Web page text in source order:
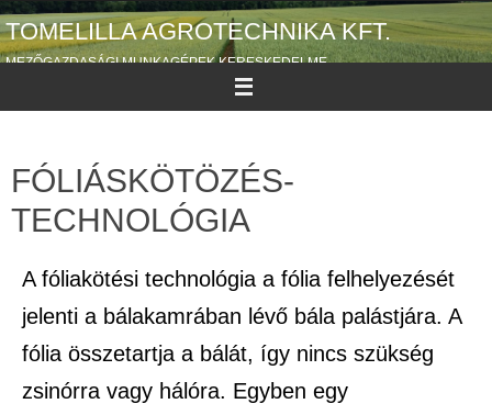
TOMELILLA AGROTECHNIKA KFT.
MEZŐGAZDASÁGI MUNKAGÉPEK KERESKEDELME
FÓLIÁSKÖTÖZÉS-
TECHNOLÓGIA
A fóliakötési technológia a fólia felhelyezését
jelenti a bálakamrában lévő bála palástjára. A
fólia összetartja a bálát, így nincs szükség
zsinórra vagy hálóra. Egyben egy